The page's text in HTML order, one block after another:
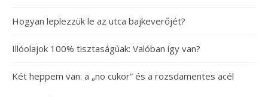
Hogyan leplezzük le az utca bajkeverőjét?
Illóolajok 100% tisztaságúak: Valóban így van?
Két heppem van: a „no cukor” és a rozsdamentes acél